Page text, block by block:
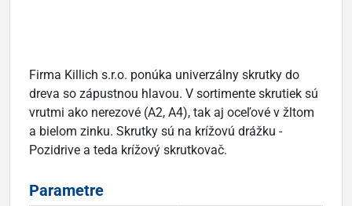
Firma Killich s.r.o. ponúka univerzálny skrutky do
dreva so zápustnou hlavou. V sortimente skrutiek sú
vrutmi ako nerezové (A2, A4), tak aj oceľové v žltom
a bielom zinku. Skrutky sú na krížovú drážku -
Pozidrive a teda krížový skrutkovač.
Parametre